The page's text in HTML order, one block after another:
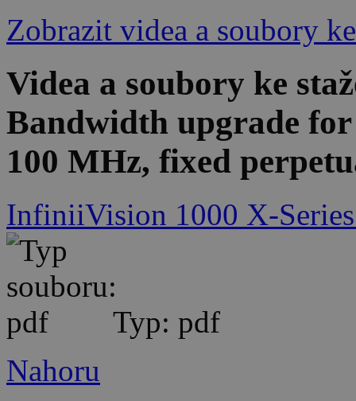
Zobrazit videa a soubory
Videa a soubory ke
Bandwidth upgrade
100 MHz, fixed
InfiniiVision 1000 X-
Typ: pdf
Nahoru